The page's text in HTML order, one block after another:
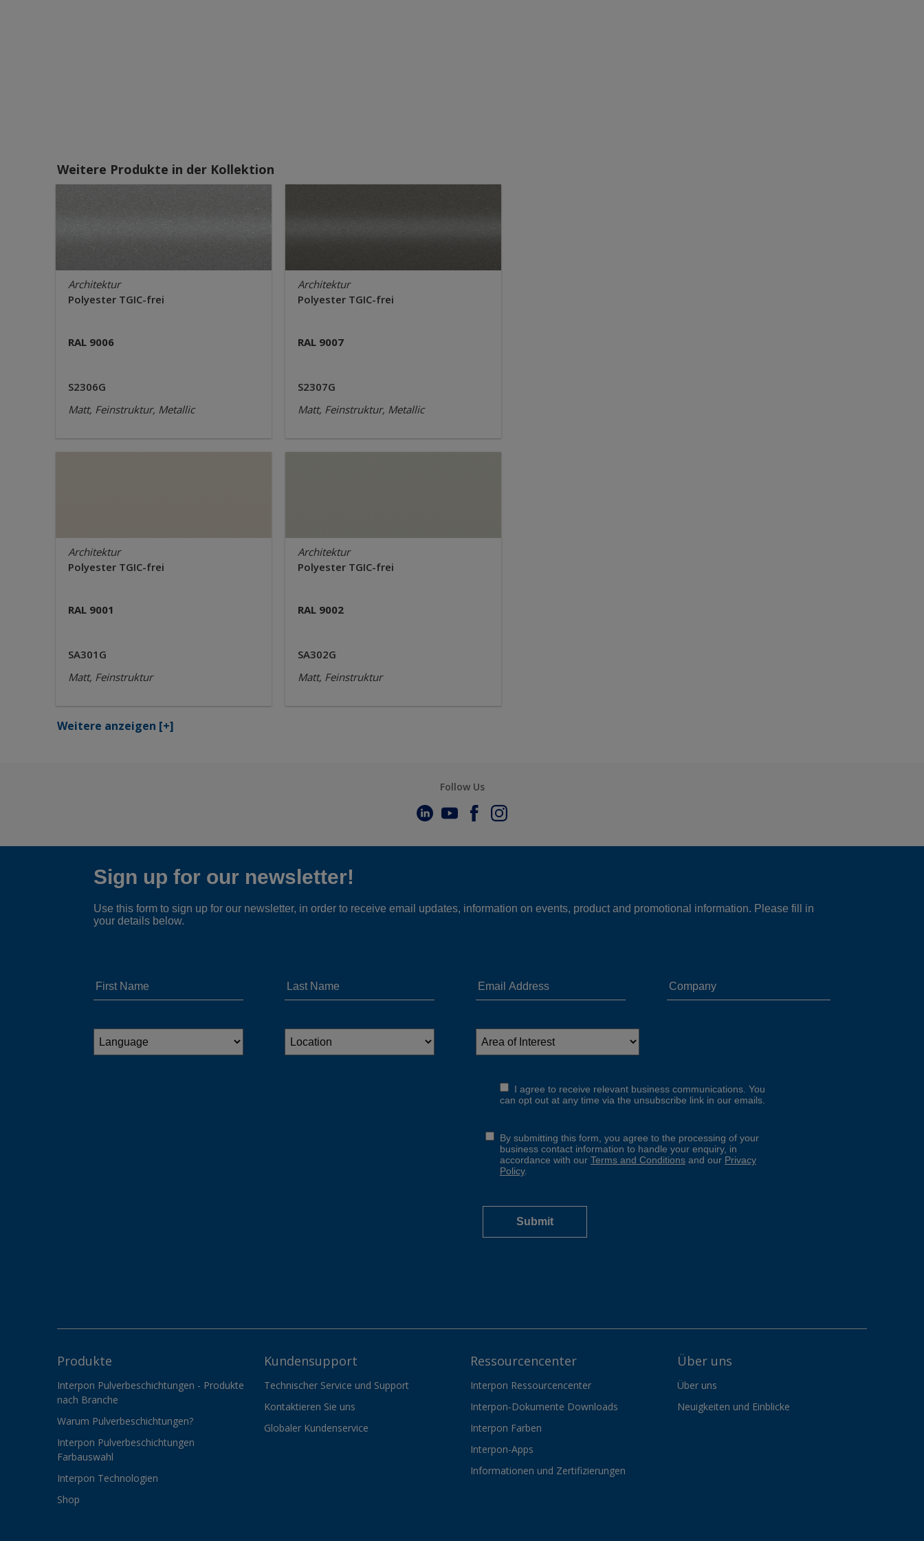
Weitere Produkte in der Kollektion
Architektur
Polyester TGIC-frei
RAL 9006
S2306G
Matt, Feinstruktur, Metallic
Architektur
Polyester TGIC-frei
RAL 9007
S2307G
Matt, Feinstruktur, Metallic
Architektur
Polyester TGIC-frei
RAL 9001
SA301G
Matt, Feinstruktur
Architektur
Polyester TGIC-frei
RAL 9002
SA302G
Matt, Feinstruktur
Weitere anzeigen [+]
Follow Us
Produkte
Interpon Pulverbeschichtungen - Produkte
nach Branche
Warum Pulverbeschichtungen?
Interpon Pulverbeschichtungen
Farbauswahl
Interpon Technologien
Shop
Kundensupport
Technischer Service und Support
Kontaktieren Sie uns
Globaler Kundenservice
Ressourcencenter
Interpon Ressourcencenter
Interpon-Dokumente Downloads
Interpon Farben
Interpon-Apps
Informationen und Zertifizierungen
Über uns
Über uns
Neuigkeiten und Einblicke